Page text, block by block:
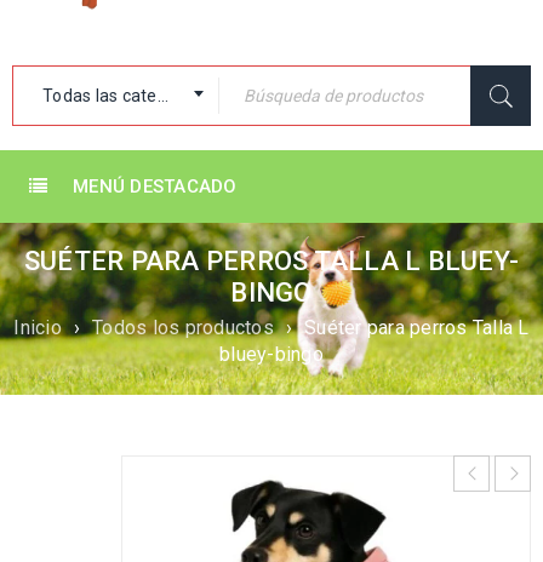
Todas las categorías
MENÚ DESTACADO
SUÉTER PARA PERROS TALLA L BLUEY-
BINGO
Inicio › Todos los productos › Suéter para perros Talla L
bluey-bingo